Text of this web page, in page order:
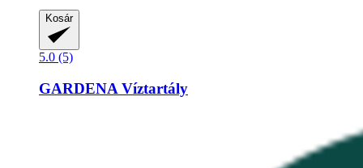
Kosár
5.0 (5)
GARDENA Víztartály